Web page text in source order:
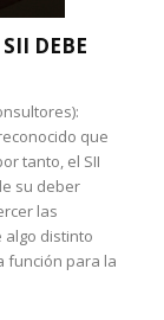
DEBE
que
tanto, el SII
su deber
las
algo distinto
función para la